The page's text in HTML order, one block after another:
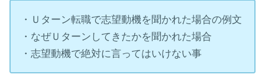
・Ｕターン転職で志望動機を聞かれた場合の例文
・なぜＵターンしてきたかを聞かれた場合
・志望動機で絶対に言ってはいけない事